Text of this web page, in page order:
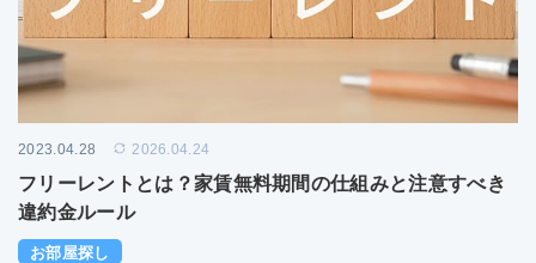
2023.04.28 2026.04.24
フリーレントとは？家賃無料期間の仕組みと注意すべき
違約金ルール
お部屋探し